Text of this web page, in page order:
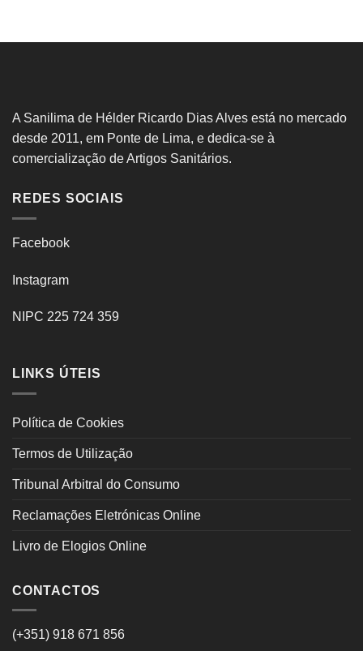
A Sanilima de Hélder Ricardo Dias Alves está no mercado
desde 2011, em Ponte de Lima, e dedica-se à
comercialização de Artigos Sanitários.
REDES SOCIAIS
Facebook
Instagram
NIPC 225 724 359
LINKS ÚTEIS
Política de Cookies
Termos de Utilização
Tribunal Arbitral do Consumo
Reclamações Eletrónicas Online
Livro de Elogios Online
CONTACTOS
(+351) 918 671 856